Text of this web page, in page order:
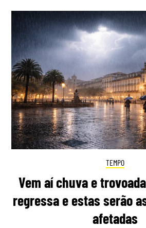
TEMPO
Vem aí chuva e
regressa e estas serão
afetadas